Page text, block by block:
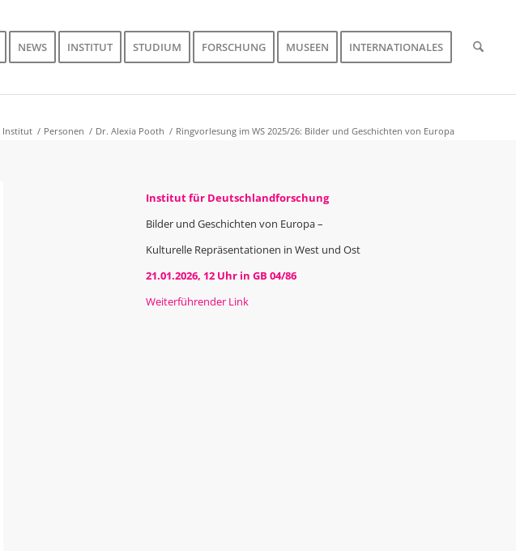
NEWS INSTITUT STUDIUM FORSCHUNG MUSEEN INTERNATIONALES
Institut / Personen / Dr. Alexia Pooth / Ringvorlesung im WS 2025/26: Bilder und Geschichten von Europa
Institut für Deutschlandforschung
Bilder und Geschichten von Europa –
Kulturelle Repräsentationen in West und Ost
21.01.2026, 12 Uhr in GB 04/86
Weiterführender Link